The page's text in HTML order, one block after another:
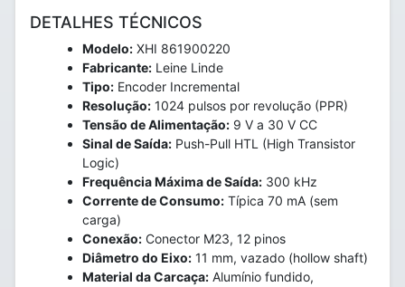
DETALHES TÉCNICOS
Modelo: XHI 861900220
Fabricante: Leine Linde
Tipo: Encoder Incremental
Resolução: 1024 pulsos por revolução (PPR)
Tensão de Alimentação: 9 V a 30 V CC
Sinal de Saída: Push-Pull HTL (High Transistor
Logic)
Frequência Máxima de Saída: 300 kHz
Corrente de Consumo: Típica 70 mA (sem
carga)
Conexão: Conector M23, 12 pinos
Diâmetro do Eixo: 11 mm, vazado (hollow shaft)
Material da Carcaça: Alumínio fundido,